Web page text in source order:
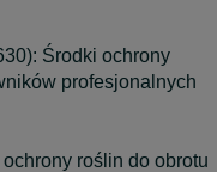
Środki ochrony
profesjonalnych
roślin do obrotu